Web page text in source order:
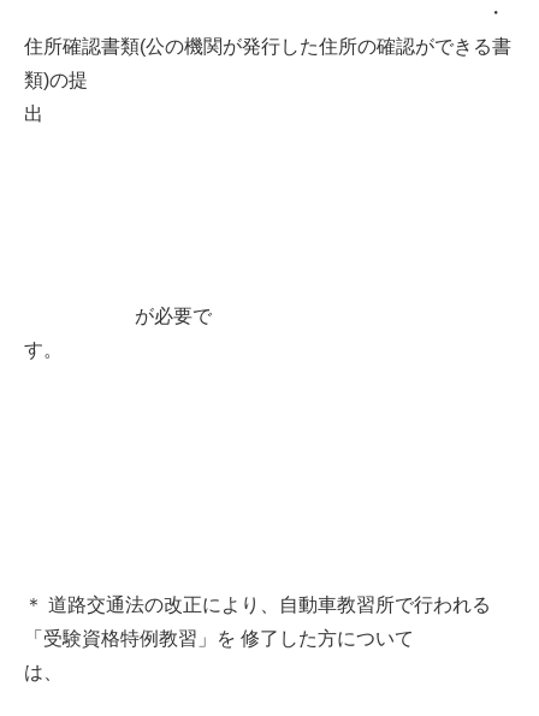
・
住所確認書類(公の機関が発行した住所の確認ができる書
類)の提
出
が必要で
す。
＊ 道路交通法の改正により、自動車教習所で行われる
「受験資格特例教習」を 修了した方について
は、